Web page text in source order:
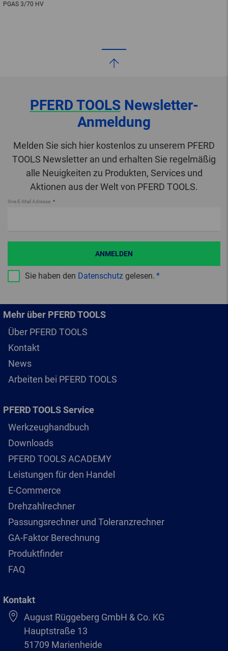
PGAS 3/70 HV
PFERD TOOLSNewsletter-
Anmeldung
Melden Sie sich hier kostenlos zu unserem PFERD
TOOLS Newsletter an und erhalten Sie regelmäßig
alle Neuigkeiten zu Produkten, Services und
Aktionen aus der Welt von PFERD TOOLS.
Ihre E-Mail Adresse
Sie haben den Datenschutz gelesen.
ANMELDEN
Mehr über PFERD TOOLS
Über PFERD TOOLS
Kontakt
News
Arbeiten bei PFERD TOOLS
PFERD TOOLS Service
Werkzeughandbuch
Downloads
PFERD TOOLS ACADEMY
Leistungen für den Handel
E-Commerce
Drehzahlrechner
Passungsrechner und Toleranzrechner
GA-Faktor Berechnung
Produktfinder
FAQ
Kontakt
August Rüggeberg GmbH & Co. KG
Hauptstraße 13
51709 Marienheide